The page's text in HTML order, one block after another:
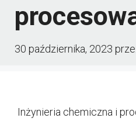
30 października, 2023
Inżynieria chemiczna i